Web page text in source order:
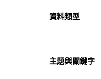
資料類型
主題與關鍵字